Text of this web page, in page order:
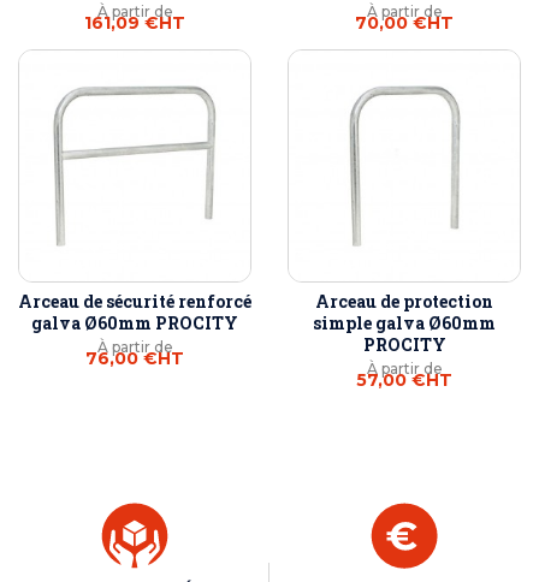
À partir de
161,09 €HT
À partir de
70,00 €HT
Arceau de sécurité renforcé
galva Ø60mm PROCITY
À partir de
76,00 €HT
Arceau de protection
simple galva Ø60mm
PROCITY
À partir de
57,00 €HT